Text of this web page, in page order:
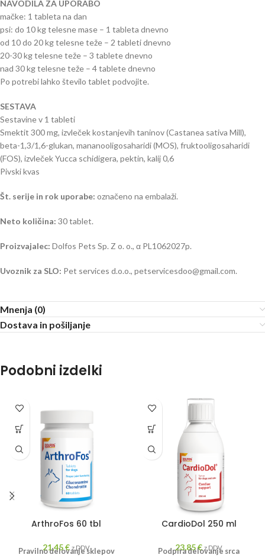
NAVODILA ZA UPORABO
mačke: 1 tableta na dan
psi: do 10 kg telesne mase – 1 tableta dnevno
od 10 do 20 kg telesne teže – 2 tableti dnevno
20-30 kg telesne teže – 3 tablete dnevno
nad 30 kg telesne teže – 4 tablete dnevno
Po potrebi lahko število tablet podvojite.
SESTAVA
Sestavine v 1 tableti
Smektit 300 mg, izvleček kostanjevih taninov (Castanea sativa Mill),
beta-1,3/1,6-glukan, mananooligosaharidi (MOS), fruktooligosaharidi
(FOS), izvleček Yucca schidigera, pektin, kalij 0,6
Pivski kvas
Št. serije in rok uporabe: označeno na embalaži.
Neto količina: 30 tablet.
Proizvajalec: Dolfos Pets Sp. Z o. o., α PL1062027p.
Uvoznik za SLO: Pet services d.o.o., petservicesdoo@gmail.com.
Mnenja (0)
Dostava in pošiljanje
Podobni izdelki
ArthroFos 60 tbl
21,45€ z DDV
Pravilno delovanje sklepov
CardioDol 250 ml
23,85€ z DDV
Podpira delovanje srca